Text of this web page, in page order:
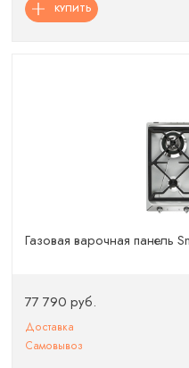
КУПИТЬ
Газовая варочная панель
77 790 руб.
Доставка
Самовывоз